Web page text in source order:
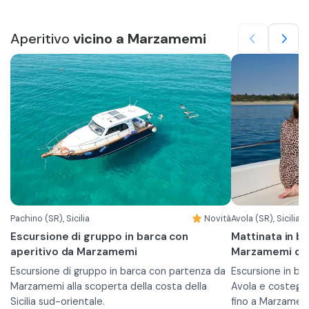
Aperitivo vicino a Marzamemi
Pachino (SR), Sicilia Novità
Escursione di gruppo in barca con
aperitivo da Marzamemi
Escursione di gruppo in barca con partenza da
Marzamemi alla scoperta della costa della
Sicilia sud-orientale.
Avola (SR), Sicilia
Mattinata in
Marzamemi
Escursione in
Avola e
fino a